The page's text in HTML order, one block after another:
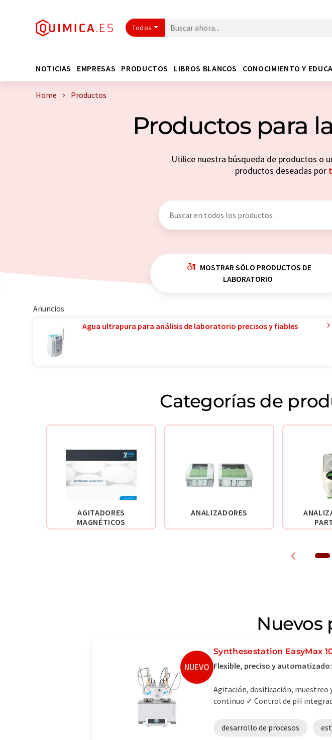
Todos
NOTICIAS EMPRESAS PRODUCTOS LIBROS BLANCOS CONOCIMIENTO Y
Home Productos
Productos para
Utilice nuestra búsqueda de productos o
productos deseadas por
MOSTRAR SÓLO PRODUCTOS DE
LABORATORIO
Anuncios
Agua ultrapura para análisis de laboratorio precisos y fiables
Categorías de
AGITADORES
MAGNÉTICOS
ANALIZADORES
Nuevos
NUEVO
Synthesestation EasyMax
Flexible, preciso y
Agitación, dosificación, muestreo
continuo ✓ Control de pH
desarrollo de procesos